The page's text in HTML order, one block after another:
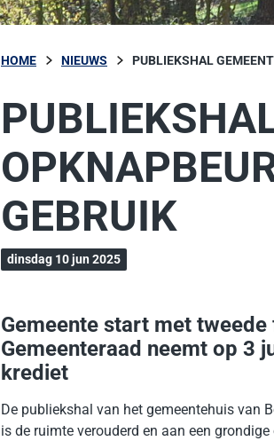
HOME NIEUWS PUBLIEKSHAL
GEBRUIK
dinsdag 10 jun 2025
Gemeente start met
Gemeenteraad neemt op 3
krediet
De publiekshal van het gemeentehuis van
is de ruimte verouderd en aan een